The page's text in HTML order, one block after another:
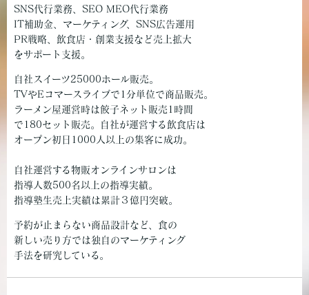
SNS代行業務、SEO MEO代行業務
IT補助金、マーケティング、SNS広告運用
PR戦略、飲食店・創業支援など売上拡大
をサポート支援。
自社スイーツ25000ホール販売。
TVやEコマースライブで1分単位で商品販売。
ラーメン屋運営時は餃子ネット販売1時間
で180セット販売。自社が運営する飲食店は
オープン初日1000人以上の集客に成功。
自社運営する物販オンラインサロンは
指導人数500名以上の指導実績。
指導塾生売上実績は累計３億円突破。
予約が止まらない商品設計など、食の
新しい売り方では独自のマーケティング
手法を研究している。